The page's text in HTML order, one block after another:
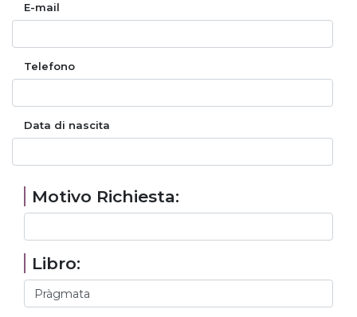
E-mail
Telefono
Data di nascita
Motivo Richiesta:
Libro: